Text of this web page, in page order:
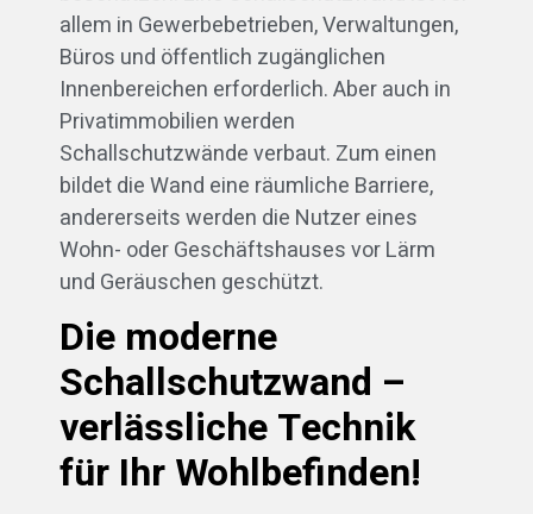
allem in Gewerbebetrieben, Verwaltungen,
Büros und öffentlich zugänglichen
Innenbereichen erforderlich. Aber auch in
Privatimmobilien werden
Schallschutzwände verbaut. Zum einen
bildet die Wand eine räumliche Barriere,
andererseits werden die Nutzer eines
Wohn- oder Geschäftshauses vor Lärm
und Geräuschen geschützt.
Die moderne
Schallschutzwand –
verlässliche Technik
für Ihr Wohlbefinden!